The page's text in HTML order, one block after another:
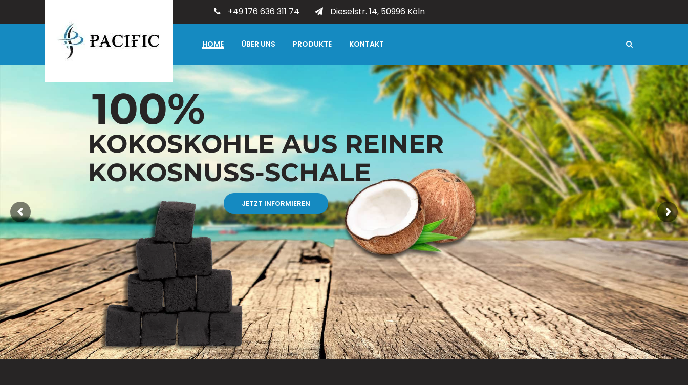
+49 176 636 311 74 Dieselstr. 14, 50996 Köln
HOME ÜBER UNS PRODUKTE KONTAKT
JETZT INFORMIEREN
100%
KOKOSKOHLE AUS REINER
KOKOSNUSS-SCHALE